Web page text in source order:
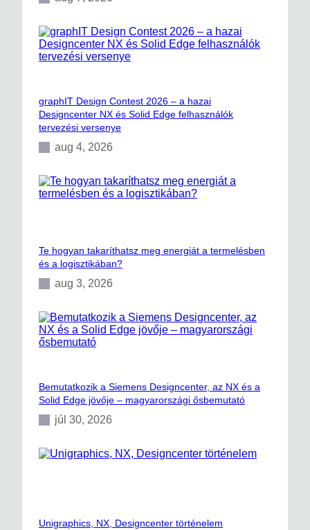
graphIT Design Contest 2026 – a hazai
Designcenter NX és Solid Edge felhasználók
tervezési versenye
aug 4, 2026
Te hogyan takaríthatsz meg energiát a termelésben
és a logisztikában?
aug 3, 2026
Bemutatkozik a Siemens Designcenter, az NX és a
Solid Edge jövője – magyarországi ősbemutató
júl 30, 2026
Unigraphics, NX, Designcenter történelem